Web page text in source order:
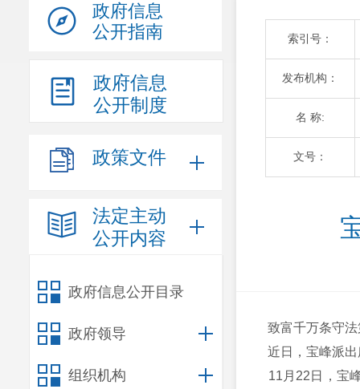
政府信息
公开指南
政府信息
公开制度
政策文件
法定主动
公开内容
政府信息公开目录
政府领导
组织机构
索引号：
发布机构：
名 称:
文号：
致富千万条守法
近日，宝峰派出
11月22日，宝峰